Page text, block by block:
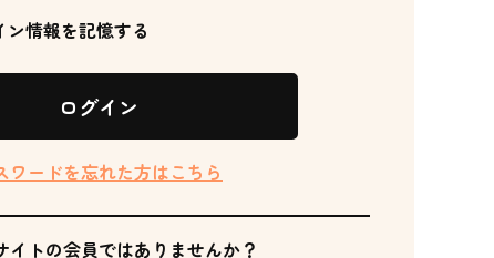
ン情報を記憶する
ログイン
ワードを忘れた方はこちら
イトの会員ではありませんか？